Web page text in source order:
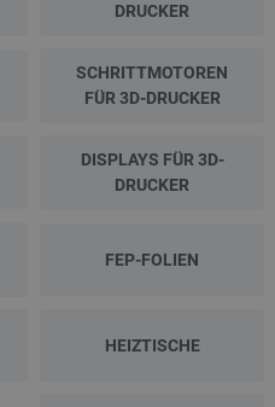
DRUCKER
SCHRITTMOTOREN
FÜR 3D-DRUCKER
DISPLAYS FÜR 3D-
DRUCKER
FEP-FOLIEN
HEIZTISCHE